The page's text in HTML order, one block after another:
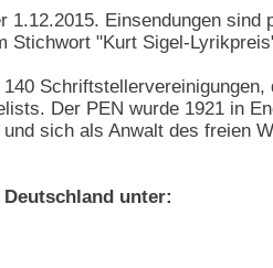
Einsendungen
Stichwort "Kurt Sigel-
Der PEN wurde 1921 in
sich als Anwalt des freien
unter: